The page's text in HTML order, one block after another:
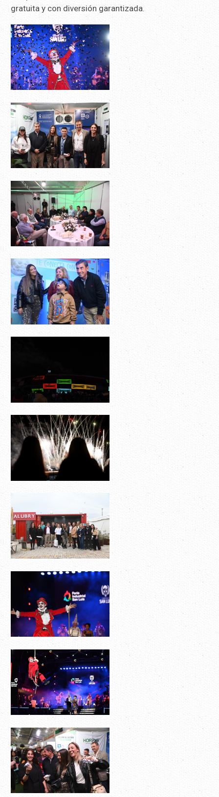
gratuita y con diversión garantizada.